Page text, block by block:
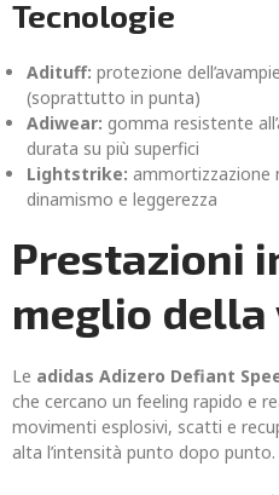
Tecnologie
Adituff: protezione
(soprattutto in punta)
Adiwear: gomma resistente
durata su più superfici
Lightstrike: ammortizzazione
dinamismo e leggerezza
Prestazioni
meglio
Le adidas Adizero Defiant
che cercano un feeling rapido e
movimenti esplosivi, scatti e
alta l’intensità punto dopo punto.